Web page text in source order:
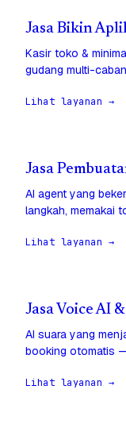
Jasa Bikin
Kasir toko &
gudang multi-
Lihat layanan →
Jasa
AI agent yang
langkah, memakai
Lihat layanan →
Jasa Voice AI
AI suara yang
booking otomatis
Lihat layanan →